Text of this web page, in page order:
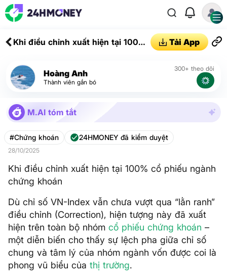
Khi điều chỉnh xuất hiện tại 100%
Tải App
Hoàng Anh
Thành viên gắn bó
300+ theo dõi
M.AI tóm tắt
#Chứng khoán 24HMONEY đã kiểm duyệt
28/10/2025
Khi điều chỉnh xuất hiện tại 100% cổ phiếu ngành
chứng khoán
Dù chỉ số VN-Index vẫn chưa vượt qua “lằn ranh”
điều chỉnh (Correction), hiện tượng này đã xuất
hiện trên toàn bộ nhóm cổ phiếu chứng khoán –
một diễn biến cho thấy sự lệch pha giữa chỉ số
chung và tâm lý của nhóm ngành vốn được coi là
phong vũ biểu của thị trường.